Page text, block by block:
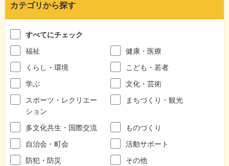
カテゴリから探す
すべてにチェック
福祉
健康・医療
くらし・環境
こども・若者
学ぶ
文化・芸術
スポーツ・レクリエー
ション
まちづくり・観光
多文化共生・国際交流
ものづくり
自治会・町会
活動サポート
防犯・防災
その他